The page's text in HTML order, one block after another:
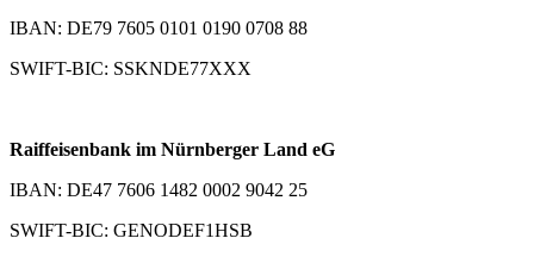
IBAN: DE79 7605 0101 0190 0708 88
SWIFT-BIC: SSKNDE77XXX
Raiffeisenbank im Nürnberger Land eG
IBAN: DE47 7606 1482 0002 9042 25
SWIFT-BIC: GENODEF1HSB